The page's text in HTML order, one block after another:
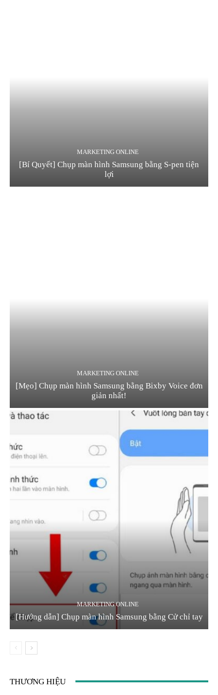
MARKETING ONLINE
[Bí Quyết] Chụp màn hình Samsung bằng S-pen tiện
lợi
MARKETING ONLINE
[Mẹo] Chụp màn hình Samsung bằng Bixby Voice đơn
giản nhất!
MARKETING ONLINE
[Hướng dẫn] Chụp màn hình Samsung bằng Cử chỉ tay
THƯƠNG HIỆU